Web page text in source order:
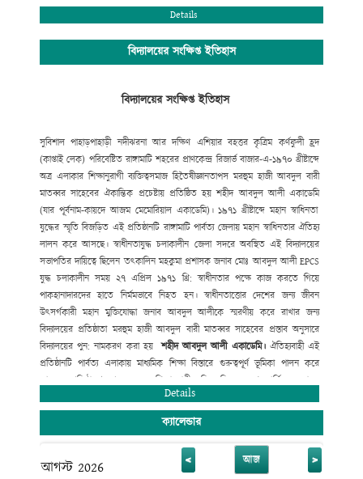
মানসিক বিকাশে বিভিন্ন পদক্ষেপ ক্রমান্নয়ে বাস্তবায়ন করা হচ্ছে। বিদ্যালয়টি
প্রতিষ্ঠাতা বিশিষ্ট সমাজ সেবক শ্রদ্ধেয় মরহুম হাজী আবদুল বারী
কৃতি সন্তান হাজী মোঃ মুছা মাতব্বর (আজীবন দাতা সদস্য) বিদ্যালয় পরিচালনা
,শিক্ষার্থীদের সুযোগ-সুবিধা বৃদ্ধি
JSC
তে ধারাবাহিক উন্নয়ন
বিদ্যমান। সহপাঠক্রমিক কার্যক্রমে (ক্রীড়া ও
সংস্কৃতিতে) রয়েছে অত্র
বিদ্যালয়ের দীর্ঘ দিনের ঐতিহ্য।
Details
বিদ্যালয়ের সংক্ষিপ্ত ইতিহাস
বিদ্যালয়ের সংক্ষিপ্ত ইতিহাস
সুবিশাল পাহাড়পাহাড়ী নদীঝরনা আর দক্ষিণ এশিয়ার বহত্তর কৃত্রিম কর্ণফুলী হ্রদ
(কাপ্তাই লেক) পরিবেষ্টিত রাঙ্গামাটি শহরের প্রাণকেন্দ্র রিজার্ভ বাজার-এ-১৯৭০ খ্রীষ্টাব্দে
অত্র এলাকার শিক্ষানুরাগী ব্যক্তিত্বসমাজ হিতৈষীজ্ঞানতাপস মরহুম হাজী আবদুল বারী
মাতব্বর সাহেবের ঐকান্তিক প্রচেষ্টায় প্রতিষ্ঠিত হয় শহীদ আবদুল আলী একাডেমি
(যার পূর্বনাম-কায়দে আজম মেমোরিয়াল একাডেমি)। ১৯৭১ খ্রীষ্টাব্দে মহান স্বাধিনতা
যুদ্ধের স্মৃতি বিজড়িত এই প্রতিষ্ঠানটি রাঙ্গামাটি পার্বত্য জেলায় মহান স্বাধিনতার ঐতিহ্য
লালন করে আসছে। স্বাধীনতাযুদ্ধ চলাকালীন জেলা সদরে অবস্থিত এই বিদ্যালয়ের
সভাপতির দায়িত্বে ছিলেন তৎকালিন মহকুমা প্রশাসক জনাব মোঃ আবদুল আলীEPCS
যুদ্ধ চলাকালীন সময় ২৭ এপ্রিল ১৯৭১ খ্রি: স্বাধীনতার পক্ষে কাজ করতে গিয়ে
পাকহানাদারদের হাতে নির্মমভাবে নিহত হন। স্বাধীনতাত্তোর দেশের জন্য জীবন
উৎসর্গকারী মহান মুক্তিযোদ্ধা জনাব আবদুল আলীকে স্মরণীয় করে রাখার জন্য
বিদ্যালয়ের প্রতিষ্ঠাতা মরহুম হাজী আবদুল বারী মাতব্বর সাহেবের প্রস্তাব অনুসারে
বিদ্যালয়ের পুন: নামকরণ করা হয়
শহীদ আবদুল আলী একাডেমি। ঐতিহ্যবাহী এই
প্রতিষ্ঠানটি পার্বত্য এলাকায় মাধ্যমিক শিক্ষা বিস্তারে গুরুত্বপূর্ণ ভূমিকা পালন করে
আসছে। প্রতিষ্ঠালগ্ন থেকে অনেক শিক্ষানুরাগী
ব্যক্তিত্ব নিজেদের শ্রম আর্থিক অনুদান
বিদ্যালয়টিকে মহীরূহে রূপান্তরিত করেছে।
Details
ক্যালেন্ডার
আগস্ট 2026 < আজ >